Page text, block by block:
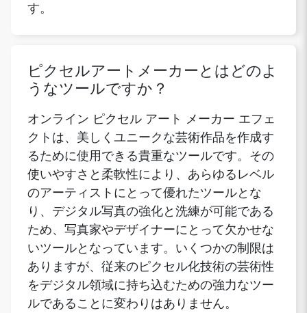
す。
ピクセルアートメーカーとはどのよ
うなツールですか？
オンライン ピクセル アート メーカー エフェ
クトは、美しくユニークな芸術作品を作成す
るために使用できる貴重なツールです。その
使いやすさと柔軟性により、あらゆるレベル
のアーティストにとって優れたツールとな
り、デジタル写真の強化と洗練が可能である
ため、写真家やデザイナーにとって欠かせな
いツールとなっています。いくつかの制限は
ありますが、従来のピクセル化技術の芸術性
をデジタル領域に持ち込むための強力なツー
ルであることに変わりはありません。